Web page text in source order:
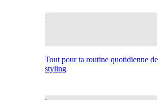
Tout pour ta routine quotidienne de
styling